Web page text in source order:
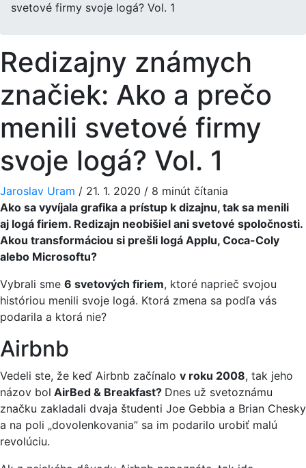
svetové firmy svoje logá? Vol. 1
Redizajny známych
značiek: Ako a prečo
menili svetové firmy
svoje logá? Vol. 1
Jaroslav Uram / 21. 1. 2020 / 8 minút čítania
Ako sa vyvíjala grafika a prístup k dizajnu, tak sa menili
aj logá firiem. Redizajn neobišiel ani svetové spoločnosti.
Akou transformáciou si prešli logá Applu, Coca-Coly
alebo Microsoftu?
Vybrali sme 6 svetových firiem, ktoré naprieč svojou
históriou menili svoje logá. Ktorá zmena sa podľa vás
podarila a ktorá nie?
Airbnb
Vedeli ste, že keď Airbnb začínalo v roku 2008, tak jeho
názov bol AirBed & Breakfast? Dnes už svetoznámu
značku zakladali dvaja študenti Joe Gebbia a Brian Chesky
a na poli „dovolenkovania” sa im podarilo urobiť malú
revolúciu.